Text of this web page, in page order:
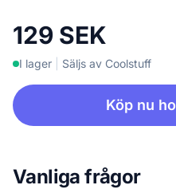
129 SEK
I lager Säljs av Coolstuff
Köp nu
Vanliga frågor